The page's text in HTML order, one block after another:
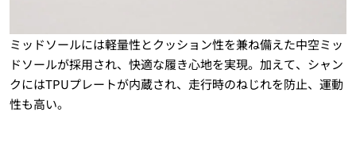
ミッドソールには軽量性とクッション性を兼ね備えた中空ミッ
ドソールが採用され、快適な履き心地を実現。加えて、シャン
クにはTPUプレートが内蔵され、走行時のねじれを防止、運動
性も高い。